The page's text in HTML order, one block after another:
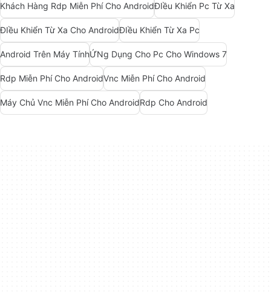
Khách Hàng Rdp Miễn Phí Cho AndroidĐIều Khiển Pc Từ Xa
ĐIều Khiển Từ Xa Cho AndroidĐIều Khiển Từ Xa Pc
Android Trên Máy TínhỨNg Dụng Cho Pc Cho Windows 7
Rdp Miễn Phí Cho AndroidVnc Miễn Phí Cho Android
Máy Chủ Vnc Miễn Phí Cho AndroidRdp Cho Android